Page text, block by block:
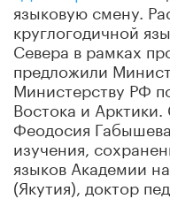
языковую смену.
круглогодичной
Севера в рамках
предложили
Министерству РФ
Востока и
Феодосия
изучения,
языков Академии
(Якутия), доктор